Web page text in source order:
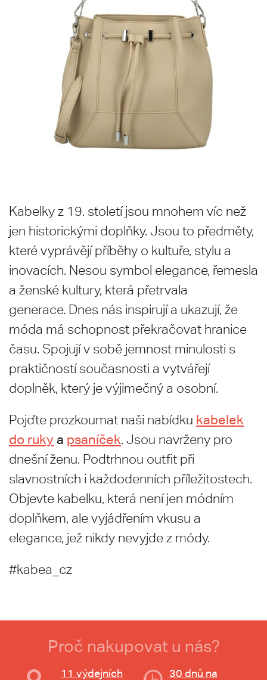
Kabelky z 19. století jsou mnohem víc než
jen historickými doplňky. Jsou to předměty,
které vyprávějí příběhy o kultuře, stylu a
inovacích. Nesou symbol elegance, řemesla
a ženské kultury, která přetrvala
generace. Dnes nás inspirují a ukazují, že
móda má schopnost překračovat hranice
času. Spojují v sobě jemnost minulosti s
praktičností současnosti a vytvářejí
doplněk, který je výjimečný a osobní.
Pojďte prozkoumat naši nabídku kabelek
do rukya psaníček. Jsou navrženy pro
dnešní ženu. Podtrhnou outfit při
slavnostních i každodenních příležitostech.
Objevte kabelku, která není jen módním
doplňkem, ale vyjádřením vkusu a
elegance, jež nikdy nevyjde z módy.
#kabea_cz
Proč nakupovat u nás?
11 výdejních 30 dnů na